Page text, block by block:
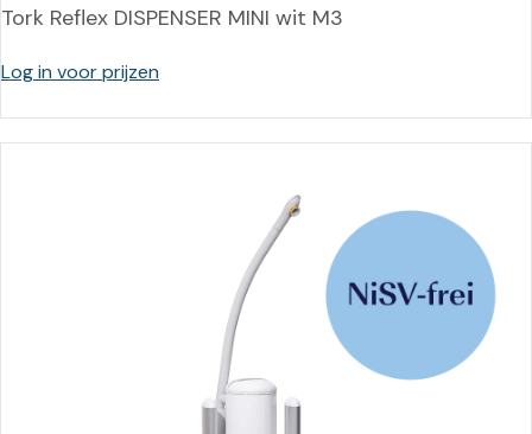
Tork Reflex DISPENSER MINI wit M3
Log in voor prijzen